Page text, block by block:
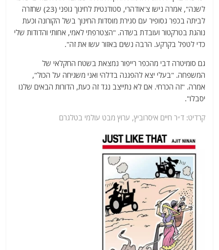
לשנה", אמרה נישו צ'אודהרי, סטודנטית לחינוך גופני (23) שחזרה
לביתה בכפר גסופיר עם סגירת מוסדות החינוך בשל הקורונה וכעת
נוהגת בטרקטור ועובדת בשדה. "הצטרפתי לאמי, אחותי והדודות שלי
כדי לטפל בקרקע. הרבה נשים באזור עשו את זה".
גם סומיטרה דבי מהכפר רייפור נמצאת בשטח החקלאי של
המשפחה. "בעלי יצא להפגנה בדלהי ואני משגיחה על הכול",
אמרה. "זה הכרחי. אם לא נתייצב נגד זה כעת, הדורות הבאים שלנו
יסבלו".
קרדיט: ד״ר חיים איסרוביץ, ערוץ מבט עולמי בטלגרם